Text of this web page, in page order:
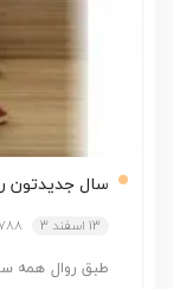
سال جدیدتون
13 اسفند 3 788
طبق روال همه